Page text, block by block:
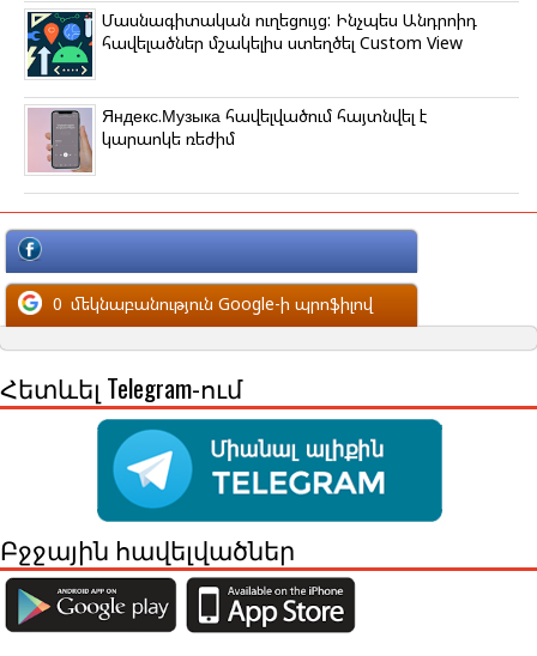
Մասնագիտական ուղեցույց: Ինչպես Անդրոիդ
հավելածներ մշակելիս ստեղծել Custom View
Яндекс.Музыка հավելվածում հայտնվել է
կարաոկե ռեժիմ
մեկնաբանություն Facebook-ի պրոֆիլով
0 մեկնաբանություն Google-ի պրոֆիլով
Հետևել Telegram-ում
Բջջային հավելվածներ